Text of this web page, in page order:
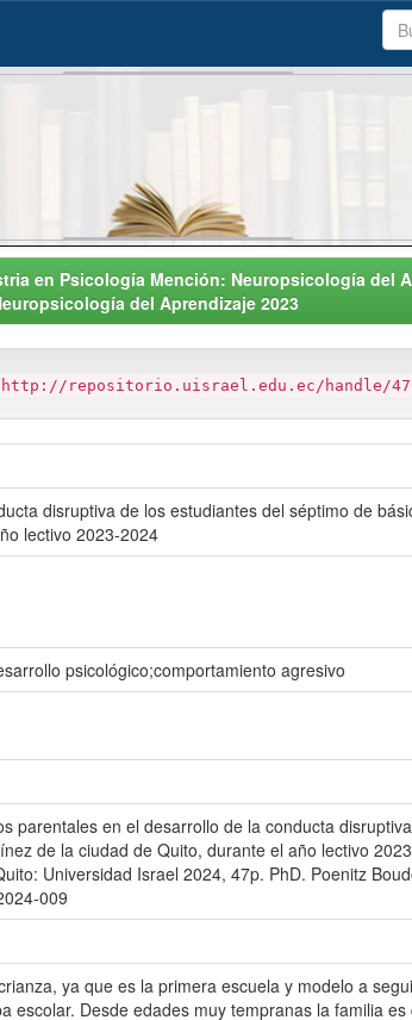
en Psicología Mención: Neuropsicología del
del Aprendizaje 2023
http://repositorio.uisrael.edu.ec/handle/
disruptiva de los estudiantes del séptimo de
lectivo 2023-2024
psicológico;comportamiento agresivo
parentales en el desarrollo de la conducta
de la ciudad de Quito, durante el año lectivo
Universidad Israel 2024, 47p. PhD. Poenitz
009
ya que es la primera escuela y modelo a
escolar. Desde edades muy tempranas la familia